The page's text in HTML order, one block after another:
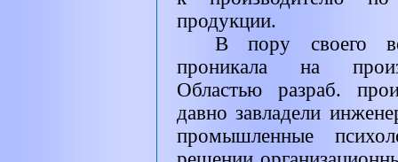
продукции.
В пору своего
проникала на
Областью разраб.
давно завладели
промышленные